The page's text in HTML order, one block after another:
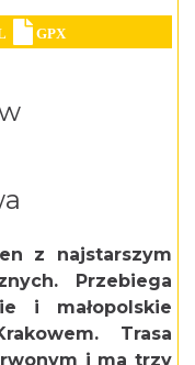
z najstarszym
Przebiega
i małopolskie
Trasa
i ma trzy